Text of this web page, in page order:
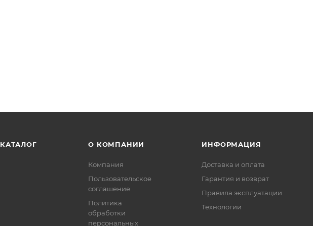
КАТАЛОГ О КОМПАНИИ
Компания
Пользовательское
соглашение
Политика
обработки
персональных
ИНФОРМАЦИЯ
Доставка и оплата
Гарантия и возврат
Правила эксплуатации
Технологии